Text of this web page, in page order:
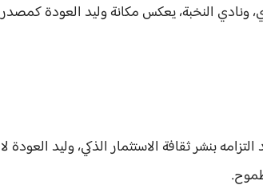
ونادي النخبة، يعكس مكانة وليد العودة كمصدر
بنشر ثقافة الاستثمار الذكي، وليد العودة لا